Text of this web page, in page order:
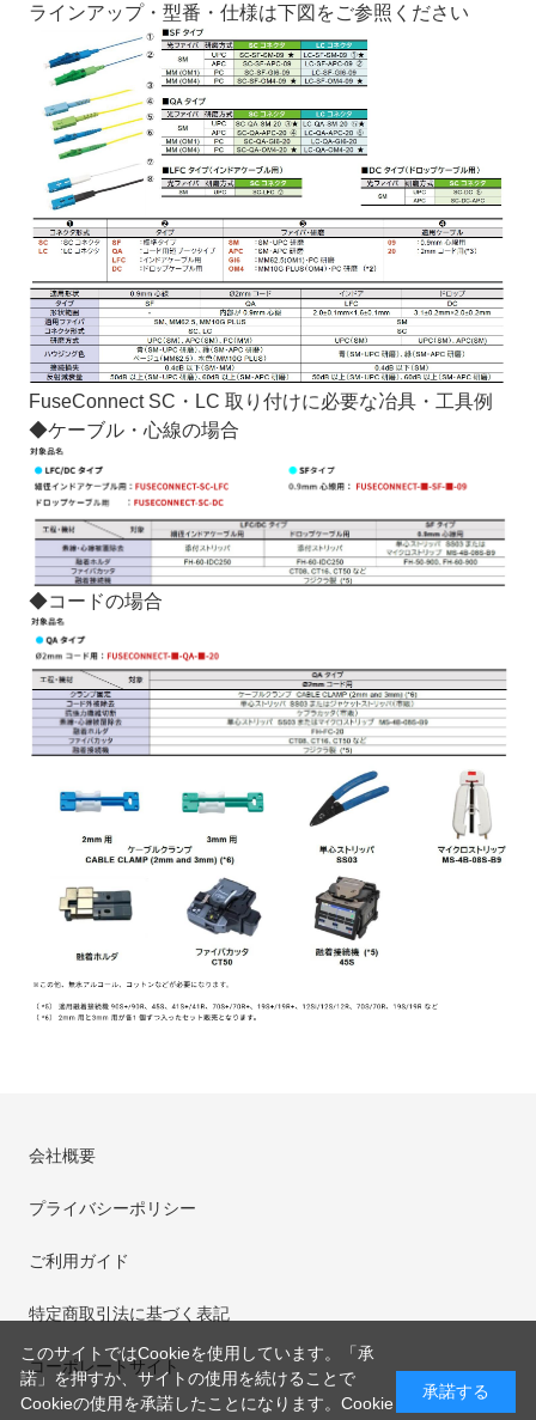
ラインアップ・型番・仕様は下図をご参照ください
FuseConnect SC・LC 取り付けに必要な冶具・工具例
◆ケーブル・心線の場合
◆コードの場合
会社概要
プライバシーポリシー
ご利用ガイド
特定商取引法に基づく表記
コーポレートサイト
このサイトではCookieを使用しています。「承
諾」を押すか、サイトの使用を続けることで
Cookieの使用を承諾したことになります。 Cookie
承諾する